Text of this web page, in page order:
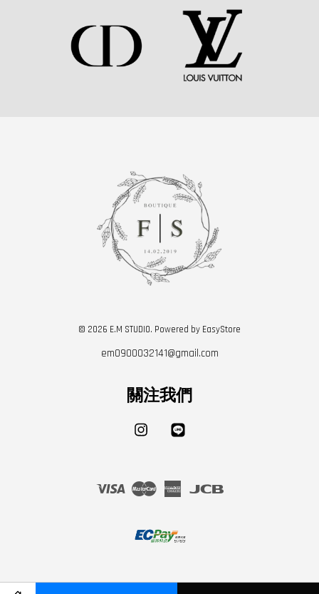
© 2026 E.M STUDIO. Powered by EasyStore
em0900032141@gmail.com
關注我們
Instagram
Visa Master
American